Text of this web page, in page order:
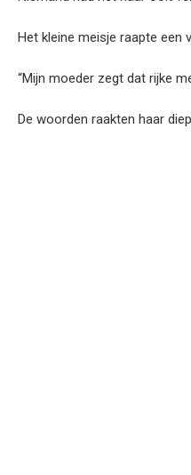
Het kleine meisje raapte een
“Mijn moeder zegt dat rijke
De woorden raakten haar